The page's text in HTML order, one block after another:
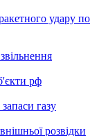
удару по
рф
газу
розвідки